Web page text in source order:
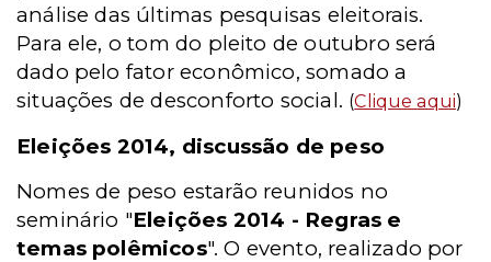
análise das últimas pesquisas eleitorais.
Para ele, o tom do pleito de outubro será
dado pelo fator econômico, somado a
situações de desconforto social. (Clique aqui)
Eleições 2014, discussão de peso
Nomes de peso estarão reunidos no
seminário "Eleições 2014 - Regras e
temas polêmicos". O evento, realizado por